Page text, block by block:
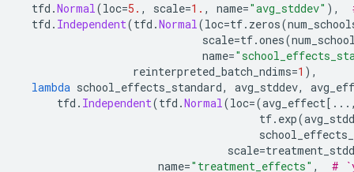
tfd .Normal (loc=5. , scale=1. , name="avg_stddev" ),
tfd . Independent(tfd .Normal (loc=tf. zeros(
scale=tf.ones(
name=
reinterpreted_batch_ndims=1 ),
lambda school_effects_standard, avg_stddev,
tfd . Independent(tfd .Normal (loc=(avg_effect
tf. exp(
scale=
name="treatment_effects" , #